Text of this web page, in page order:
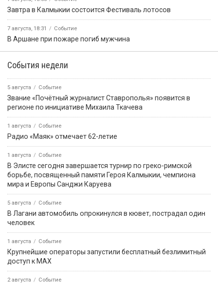
Завтра в Калмыкии состоится Фестиваль лотосов
7 августа, 18:31 Событие
В Аршане при пожаре погиб мужчина
События недели
5 августа Событие
Звание «Почётный журналист Ставрополья» появится в
регионе по инициативе Михаила Ткачева
1 августа Событие
Радио «Маяк» отмечает 62-летие
1 августа Событие
В Элисте сегодня завершается турнир по греко-римской
борьбе, посвященный памяти Героя Калмыкии, чемпиона
мира и Европы Санджи Каруева
5 августа Событие
В Лагани автомобиль опрокинулся в кювет, пострадал один
человек
1 августа Событие
Крупнейшие операторы запустили бесплатный безлимитный
доступ к MAX
2 августа Событие